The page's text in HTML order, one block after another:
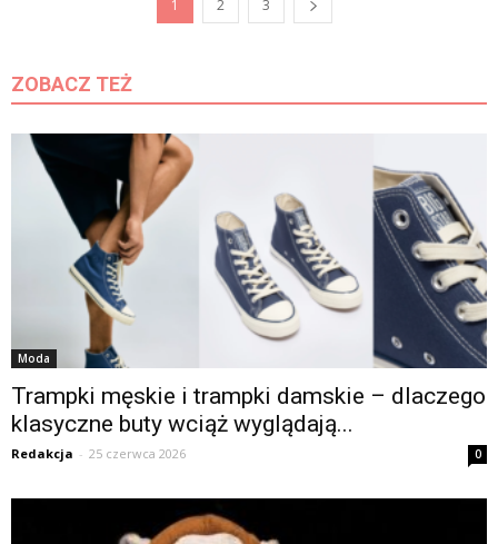
1 2 3
ZOBACZ TEŻ
Moda
Trampki męskie i trampki damskie – dlaczego
klasyczne buty wciąż wyglądają...
Redakcja - 25 czerwca 2026 0